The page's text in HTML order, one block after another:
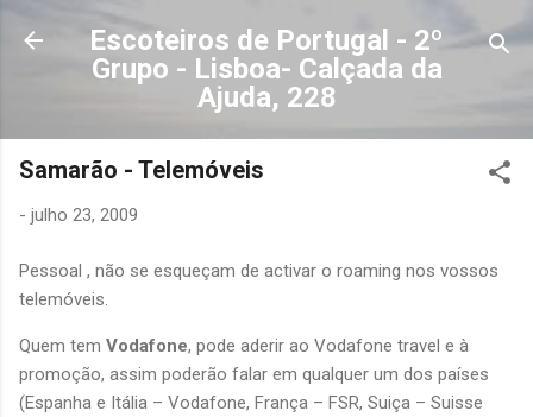
Avançar para o conteúdo principal
Escoteiros de Portugal - 2º
Grupo - Lisboa- Calçada da
Ajuda, 228
Samarão - Telemóveis
- julho 23, 2009
Pessoal , não se esqueçam de activar o roaming nos vossos
telemóveis.
Quem tem Vodafone, pode aderir ao Vodafone travel e à
promoção, assim poderão falar em qualquer um dos países
(Espanha e Itália – Vodafone, França – FSR, Suiça – Suisse